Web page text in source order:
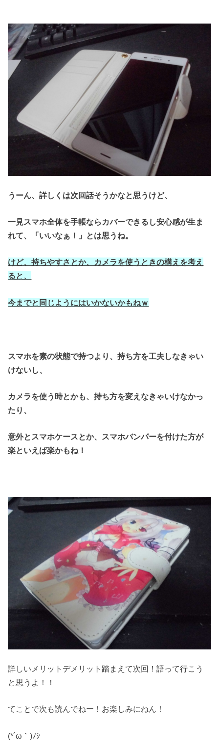
うーん、詳しくは次回話そうかなと思うけど、
一見スマホ全体を手帳ならカバーできるし安心感が生ま
れて、「いいなぁ！」とは思うね。
けど、持ちやすさとか、カメラを使うときの構えを考え
ると、
今までと同じようにはいかないかもねｗ
スマホを素の状態で持つより、持ち方を工夫しなきゃい
けないし、
カメラを使う時とかも、持ち方を変えなきゃいけなかっ
たり、
意外とスマホケースとか、スマホバンパーを付けた方が
楽といえば楽かもね！
詳しいメリットデメリット踏まえて次回！語って行こう
と思うよ！！
てことで次も読んでねー！お楽しみにねん！
(*´ω｀)ﾉｼ